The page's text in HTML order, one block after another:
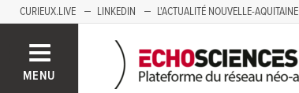
CURIEUX.LIVE LINKEDIN L'ACTUALITÉ NOUVELLE-AQUITAINE
MENU